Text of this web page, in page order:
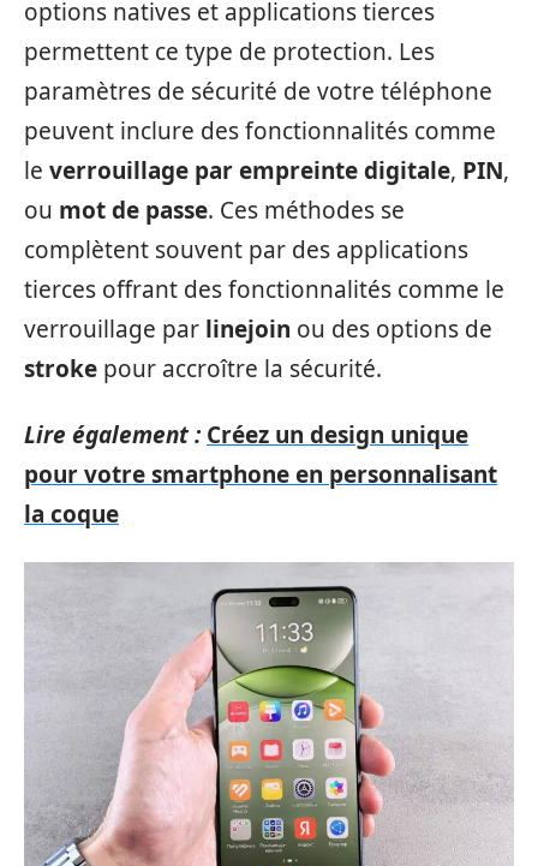
options natives et applications tierces
permettent ce type de protection. Les
paramètres de sécurité de votre téléphone
peuvent inclure des fonctionnalités comme
le verrouillage par empreinte digitale, PIN,
ou mot de passe. Ces méthodes se
complètent souvent par des applications
tierces offrant des fonctionnalités comme le
verrouillage par linejoin ou des options de
stroke pour accroître la sécurité.
Lire également : Créez un design unique
pour votre smartphone en personnalisant
la coque